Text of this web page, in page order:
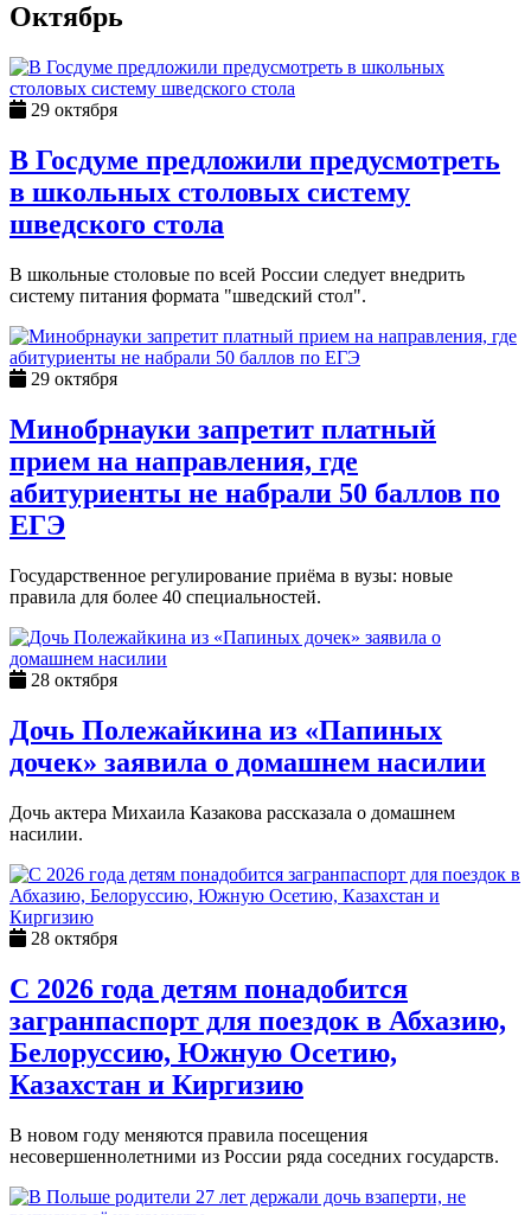
Октябрь
29 октября
В Госдуме предложили предусмотреть
в школьных столовых систему
шведского стола
В школьные столовые по всей России следует внедрить
систему питания формата "шведский стол".
29 октября
Минобрнауки запретит платный
прием на направления, где
абитуриенты не набрали 50 баллов по
ЕГЭ
Государственное регулирование приёма в вузы: новые
правила для более 40 специальностей.
28 октября
Дочь Полежайкина из «Папиных
дочек» заявила о домашнем насилии
Дочь актера Михаила Казакова рассказала о домашнем
насилии.
28 октября
С 2026 года детям понадобится
загранпаспорт для поездок в Абхазию,
Белоруссию, Южную Осетию,
Казахстан и Киргизию
В новом году меняются правила посещения
несовершеннолетними из России ряда соседних государств.